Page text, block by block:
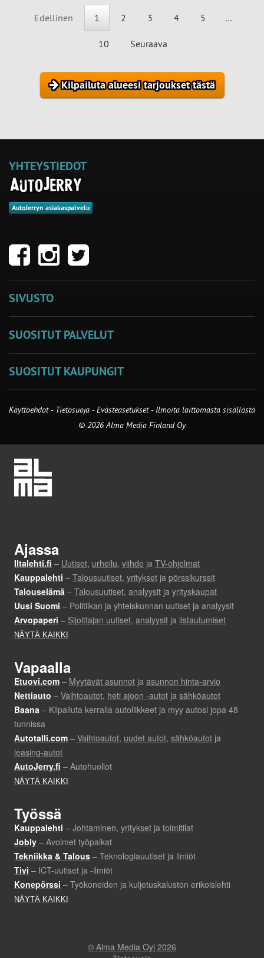
Edellinen 1 2 3 4 5 …
10 Seuraava
Kilpailuta alueesi tarjoukset tästä
YHTEYSTIEDOT
AutoJerryn asiakaspalvelu
SIVUSTO
SUOSITUT PALVELUT
SUOSITUT KAUPUNGIT
Käyttöehdot - Tietosuoja -Evästeasetukset- Ilmoita laittomasta sisällöstä
© 2026 Alma Media Finland Oy